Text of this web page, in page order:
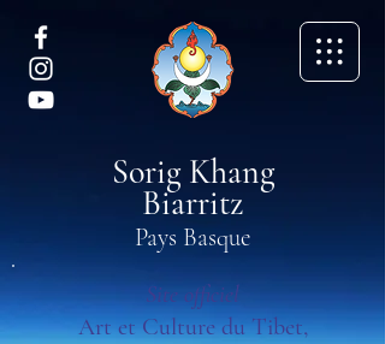
Sorig Khang
Biarritz
Pays Basque
Site officiel
Art et Culture du Tibet,